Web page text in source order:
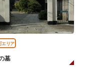
エリア
墓